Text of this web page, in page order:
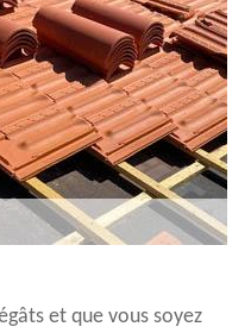
et que vous soyez